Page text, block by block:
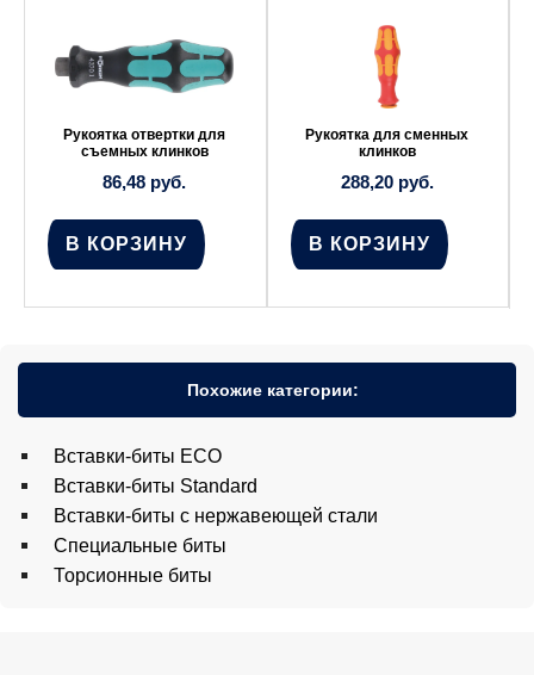
Рукоятка отвертки для
съемных клинков
86,48 руб.
В КОРЗИНУ
Рукоятка для сменных
клинков
288,20 руб.
В КОРЗИНУ
Похожие категории:
Вставки-биты ECO
Вставки-биты Standard
Вставки-биты с нержавеющей стали
Специальные биты
Торсионные биты